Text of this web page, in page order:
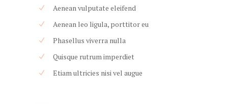
Aenean vulputate eleifend
Aenean leo ligula, porttitor eu
Phasellus viverra nulla
Quisque rutrum imperdiet
Etiam ultricies nisi vel augue